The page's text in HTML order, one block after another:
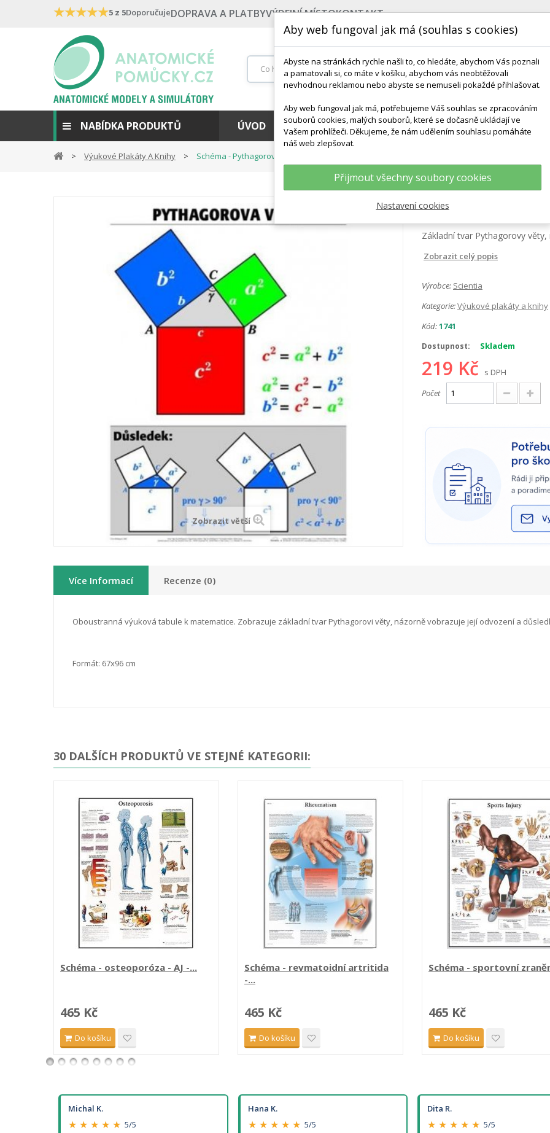
★★★★★5 z 5DoporučujeDOPRAVA A PLATBYVÝDEJNÍ MÍSTOKONTAKT
NABÍDKA PRODUKTŮ ÚVOD NEJPRODÁVANĚJŠÍ VÝCHOVA KE ZDRAVÍ
Výukové Plakáty A Knihy Schéma - Pythagorova Věta
Zobrazit větší
Schéma -
Základní tvar Pythagorovy
Zobrazit celý popis
Výrobce: Scientia
Kategorie:Výukové plakáty a knihy
Kód:1741
Dostupnost: Skladem
219 Kč
s DPH
Počet
Více Informací Recenze (0)
Oboustranná výuková tabule k matematice. Zobrazuje základní tvar Pythagorovi věty, názorně vobrazuje její odvození a
Formát: 67x96 cm
30 DALŠÍCH PRODUKTŮ VE STEJNÉ KATEGORII:
Schéma - osteoporóza - AJ -...
465 Kč
Do košíku
Schéma - revmatoidní artritida
-...
465 Kč
Do košíku
Schéma - sportovní
465 Kč
Do košíku
Michal K.
★ ★ ★ ★ ★ 5/5
Hana K.
★ ★ ★ ★ ★ 5/5
Dita R.
★ ★ ★ ★ ★ 5/5
Aby web fungoval jak má (souhlas s cookies)
Abyste na stránkách rychle našli to, co hledáte, abychom Vás poznali
a pamatovali si, co máte v košíku, abychom vás neobtěžovali
nevhodnou reklamou nebo abyste se nemuseli pokaždé přihlašovat.
Aby web fungoval jak má, potřebujeme Váš souhlas se zpracováním
souborů cookies, malých souborů, které se dočasně ukládají ve
Vašem prohlížeči. Děkujeme, že nám udělením souhlasu pomáháte
náš web zlepšovat.
Přijmout všechny soubory cookies
Nastavení cookies